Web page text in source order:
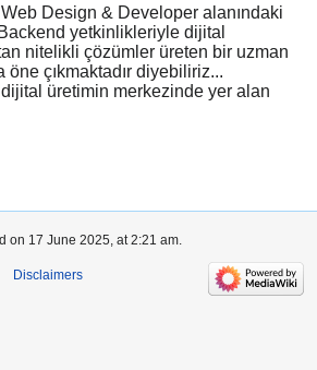
Design & Developer alanındaki
yetkinlikleriyle dijital
nitelikli çözümler üreten bir uzman
çıkmaktadır diyebiliriz...
üretimin merkezinde yer alan
on 17 June 2025, at 2:21 am.
Disclaimers